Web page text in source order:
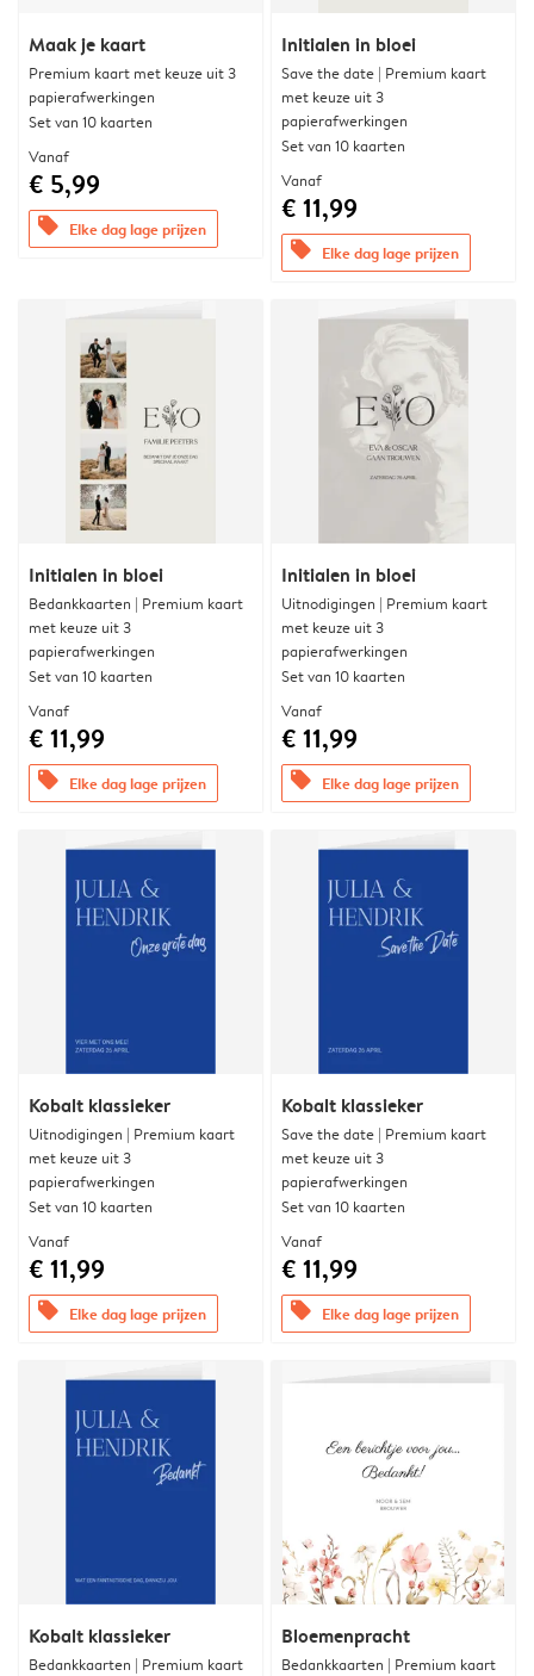
Maak je kaart
Premium kaart met keuze uit 3
papierafwerkingen
Set van 10 kaarten
Vanaf
€ 5,99
offers Elke dag lage prijzen
Initialen in bloei
Save the date | Premium kaart
met keuze uit 3
papierafwerkingen
Set van 10 kaarten
Vanaf
€ 11,99
offers Elke dag lage prijzen
Initialen in bloei
Bedankkaarten | Premium kaart
met keuze uit 3
papierafwerkingen
Set van 10 kaarten
Vanaf
€ 11,99
offers Elke dag lage prijzen
Initialen in bloei
Uitnodigingen | Premium kaart
met keuze uit 3
papierafwerkingen
Set van 10 kaarten
Vanaf
€ 11,99
offers Elke dag lage prijzen
Kobalt klassieker
Uitnodigingen | Premium kaart
met keuze uit 3
papierafwerkingen
Set van 10 kaarten
Vanaf
€ 11,99
offers Elke dag lage prijzen
Kobalt klassieker
Save the date | Premium kaart
met keuze uit 3
papierafwerkingen
Set van 10 kaarten
Vanaf
€ 11,99
offers Elke dag lage prijzen
Kobalt klassieker
Bedankkaarten | Premium kaart
Bloemenpracht
Bedankkaarten | Premium kaart